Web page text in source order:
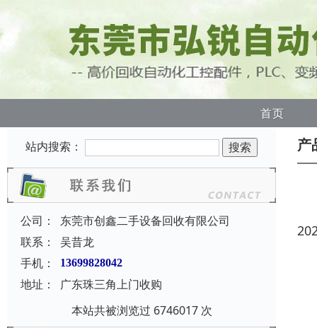
首页
站内搜索：
公司：
东莞市创鑫二手设备回收有限公司
联系：
吴昔龙
手机：
13699828042
地址：
广东珠三角上门收购
本站共被浏览过 6746017 次
产